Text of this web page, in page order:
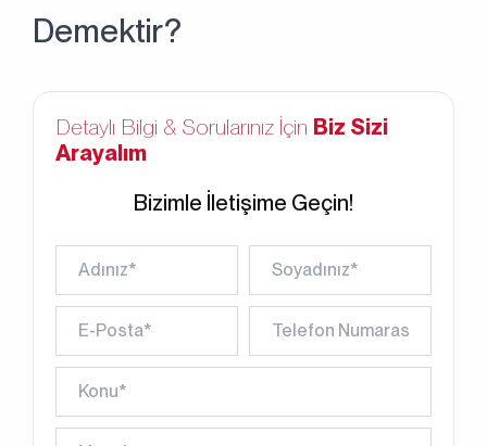
Demektir?
Detaylı Bilgi & Sorularınız İçin Biz Sizi
Arayalım
Bizimle İletişime Geçin!